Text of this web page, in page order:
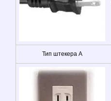
Тип штекера A